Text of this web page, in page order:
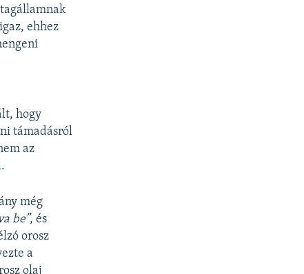
ehhez
hogy
támadásról
az
még
be”, és
orosz
a
olaj